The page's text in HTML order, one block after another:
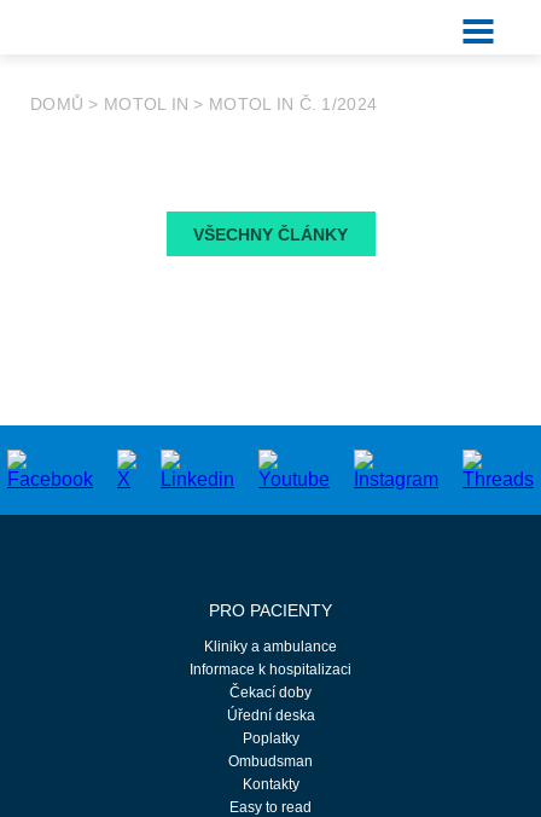
DOMŮ > MOTOL IN > MOTOL IN Č. 1/2024
VŠECHNY ČLÁNKY
PRO PACIENTY
Kliniky a ambulance
Informace k hospitalizaci
Čekací doby
Úřední deska
Poplatky
Ombudsman
Kontakty
Easy to read